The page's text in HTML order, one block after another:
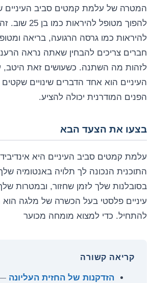
המטרה של עלמת קמטים סביב העיניים
להפוך מטופל
להיראות כמו גרסה הרגועה, בריאה
חברים צריכים להבחין שאתה נראה
לזהות מה השתנה. כשעושים זאת
העיניים הוא אחד הדברים שינויים
הפנים המודרנית יכולה להציע.
בצעו את הצעד הבא
עלמת קמטים סביב העיניים היא
התוכנית הנכונה לך תלויה באנטומיה
בסובלנות שלך לזמן שחזור, ובמטרות
עיניים פלסטי בעל הכשרה של מלגה הוא
להתחיל. כדי למצוא מומחה מכוער
קריאה קשורה
הזדקנות של החזית העליונה